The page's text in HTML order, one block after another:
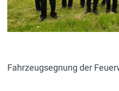
Fahrzeugsegnung der